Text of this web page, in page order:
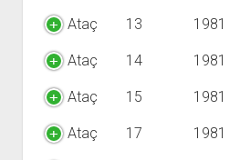
Ataç 13 1981
Ataç 14 1981
Ataç 15 1981
Ataç 17 1981